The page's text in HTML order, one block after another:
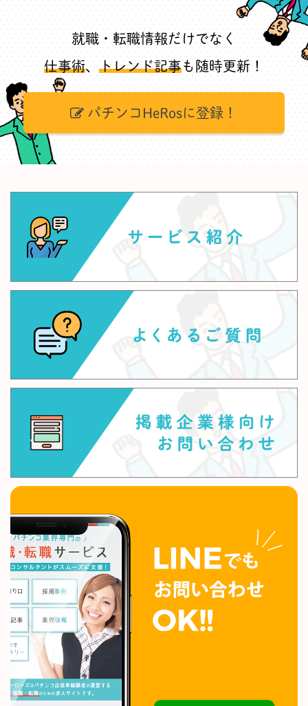
就職・転職情報だけでなく
仕事術、 トレンド記事も随時更新！
パチンコHeRosに登録！